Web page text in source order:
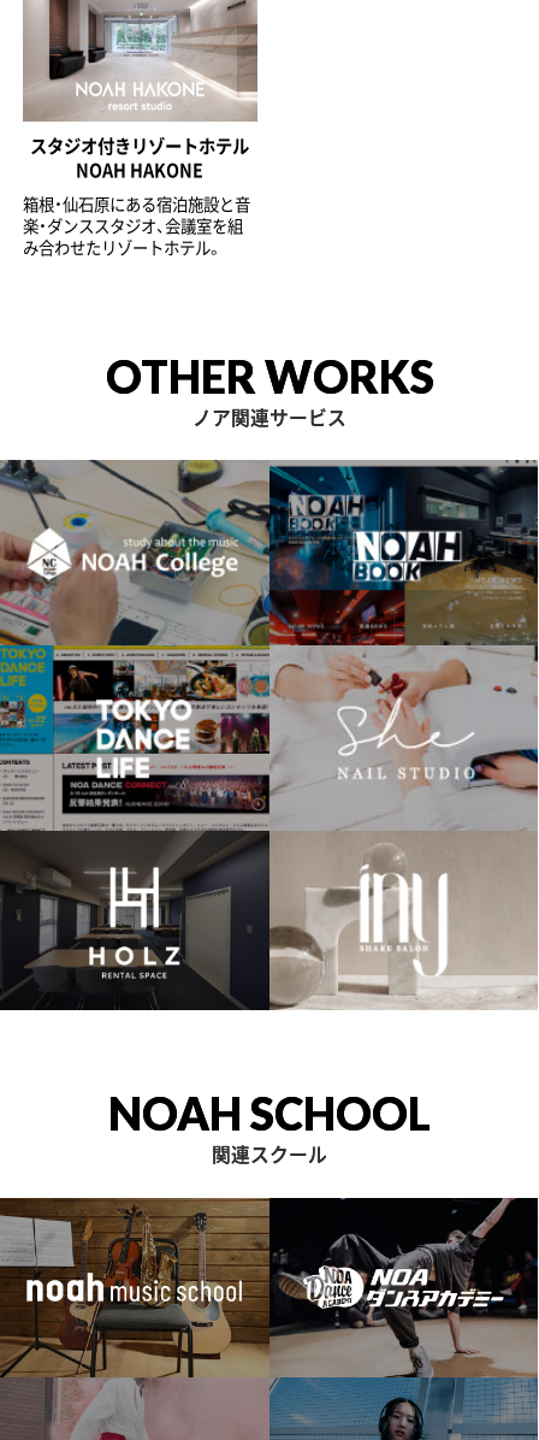
スタジオ付きリゾートホテル
NOAH HAKONE
箱根・仙石原にある宿泊施設と音
楽・ダンススタジオ、会議室を組
み合わせたリゾートホテル。
OTHER WORKS
ノア関連サービス
NOAH SCHOOL
関連スクール